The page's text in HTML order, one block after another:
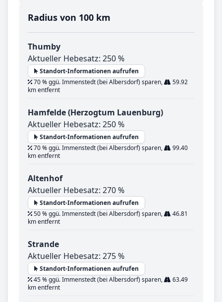
Radius von 100 km
Thumby
Aktueller Hebesatz: 250 %
Standort-Informationen aufrufen
70 % ggü. Immenstedt (bei Albersdorf) sparen,
59.92
km entfernt
Hamfelde (Herzogtum Lauenburg)
Aktueller Hebesatz: 250 %
Standort-Informationen aufrufen
70 % ggü. Immenstedt (bei Albersdorf) sparen,
99.40
km entfernt
Altenhof
Aktueller Hebesatz: 270 %
Standort-Informationen aufrufen
50 % ggü. Immenstedt (bei Albersdorf) sparen,
46.81
km entfernt
Strande
Aktueller Hebesatz: 275 %
Standort-Informationen aufrufen
45 % ggü. Immenstedt (bei Albersdorf) sparen,
63.49
km entfernt